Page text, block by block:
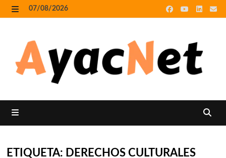
Skip
to
07/08/2026
ETIQUETA: DERECHOS CULTURALES